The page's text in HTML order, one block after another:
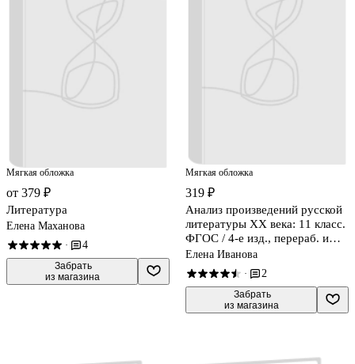
Мягкая обложка
от 379 ₽
Литература
Елена Маханова
· 4
Забрать
из магазина
Мягкая обложка
319 ₽
Анализ произведений русской
литературы XX века: 11 класс.
ФГОС / 4-е изд., перераб. и
доп.
Елена Иванова
· 2
Забрать
из магазина